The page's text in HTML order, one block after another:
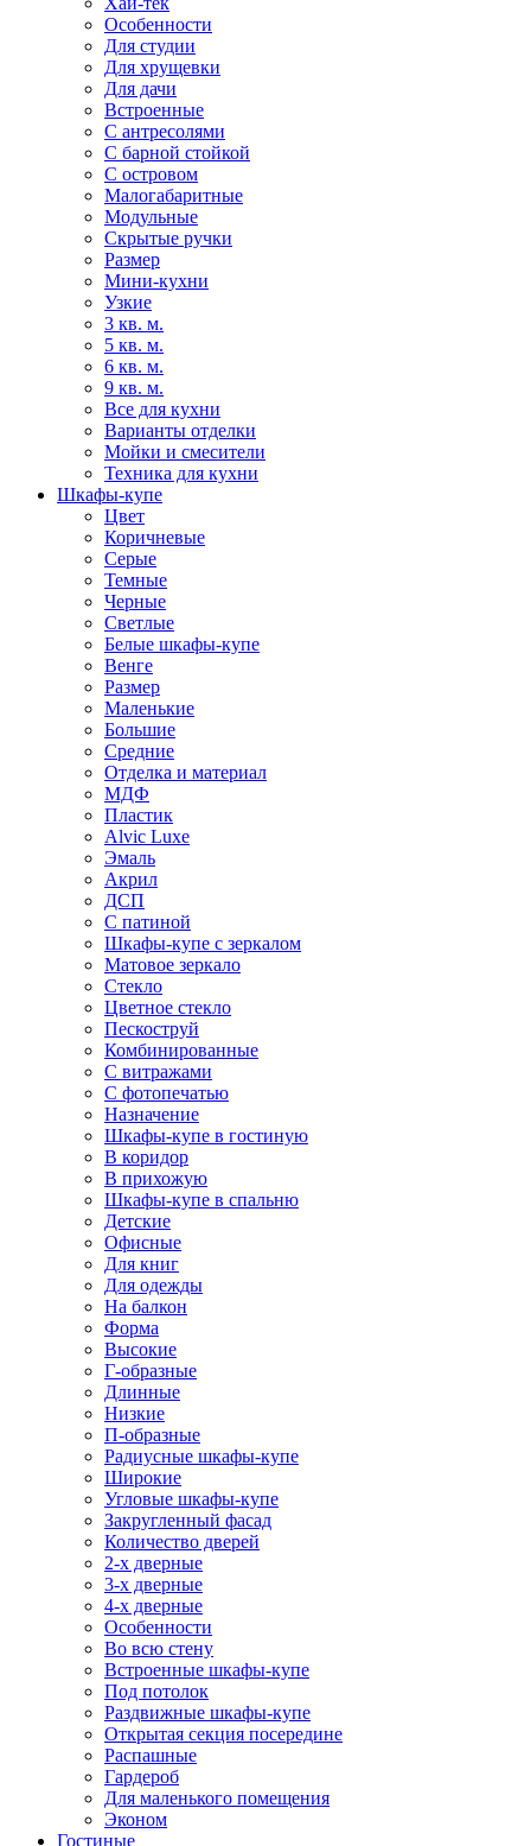
Особенности
Для студии
Для хрущевки
Для дачи
Встроенные
С антресолями
С барной стойкой
С островом
Малогабаритные
Модульные
Скрытые ручки
Размер
Мини-кухни
Узкие
3 кв. м.
5 кв. м.
6 кв. м.
9 кв. м.
Все для кухни
Варианты отделки
Мойки и смесители
Техника для кухни
Шкафы-купе
Цвет
Коричневые
Серые
Темные
Черные
Светлые
Белые шкафы-купе
Венге
Размер
Маленькие
Большие
Средние
Отделка и материал
МДФ
Пластик
Alvic Luxe
Эмаль
Акрил
ДСП
С патиной
Шкафы-купе с зеркалом
Матовое зеркало
Стекло
Цветное стекло
Пескоструй
Комбинированные
С витражами
С фотопечатью
Назначение
Шкафы-купе в гостиную
В коридор
В прихожую
Шкафы-купе в спальню
Детские
Офисные
Для книг
Для одежды
На балкон
Форма
Высокие
Г-образные
Длинные
Низкие
П-образные
Радиусные шкафы-купе
Широкие
Угловые шкафы-купе
Закругленный фасад
Количество дверей
2-х дверные
3-х дверные
4-х дверные
Особенности
Во всю стену
Встроенные шкафы-купе
Под потолок
Раздвижные шкафы-купе
Открытая секция посередине
Распашные
Гардероб
Для маленького помещения
Эконом
Гостиные